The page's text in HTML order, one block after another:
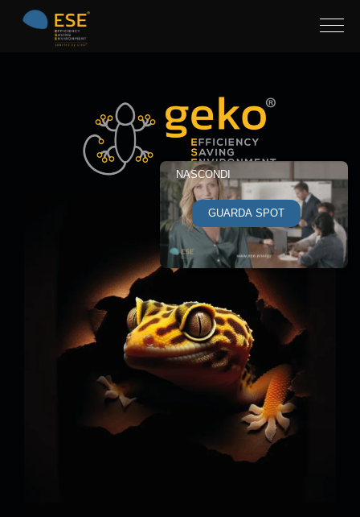
GUARDA SPOT
NASCONDI